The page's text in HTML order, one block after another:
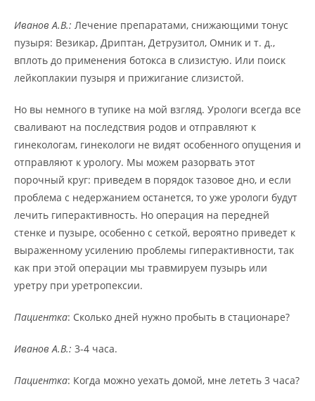
Иванов А.В.: Лечение препаратами, снижающими тонус
пузыря: Везикар, Дриптан, Детрузитол, Омник и т. д.,
вплоть до применения ботокса в слизистую. Или поиск
лейкоплакии пузыря и прижигание слизистой.
Но вы немного в тупике на мой взгляд. Урологи всегда все
сваливают на последствия родов и отправляют к
гинекологам, гинекологи не видят особенного опущения и
отправляют к урологу. Мы можем разорвать этот
порочный круг: приведем в порядок тазовое дно, и если
проблема с недержанием останется, то уже урологи будут
лечить гиперактивность. Но операция на передней
стенке и пузыре, особенно с сеткой, вероятно приведет к
выраженному усилению проблемы гиперактивности, так
как при этой операции мы травмируем пузырь или
уретру при уретропексии.
Пациентка: Сколько дней нужно пробыть в стационаре?
Иванов А.В.: 3-4 часа.
Пациентка: Когда можно уехать домой, мне лететь 3 часа?